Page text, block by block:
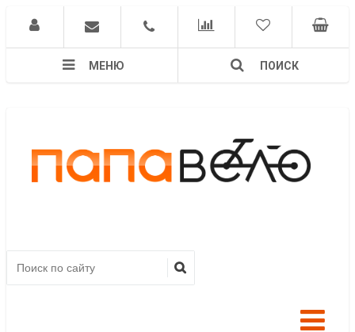
МЕНЮ ПОИСК